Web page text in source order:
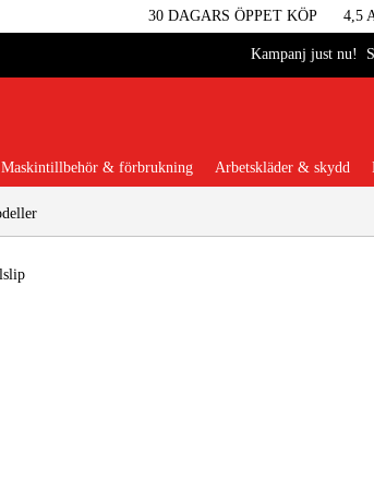
30 DAGARS ÖPPET KÖP 4,5
Kampanj just nu!
Maskintillbehör & förbrukning Arbetskläder & skydd